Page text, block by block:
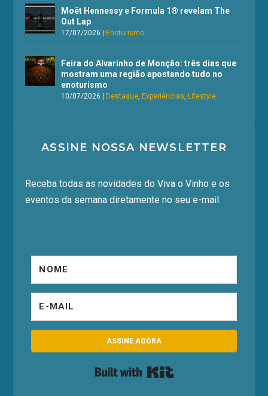
Moët Hennessy e Formula 1® revelam The
Out Lap
17/07/2026 |Enoturismo
Feira do Alvarinho de Monção: três dias que
mostram uma região apostando tudo no
enoturismo
10/07/2026 |Destaque ,Experiências ,Lifestyle
ASSINE NOSSA NEWSLETTER
Receba todas as novidades do Viva o Vinho e os
eventos da semana diretamente no seu e-mail.
ASSINE AGORA